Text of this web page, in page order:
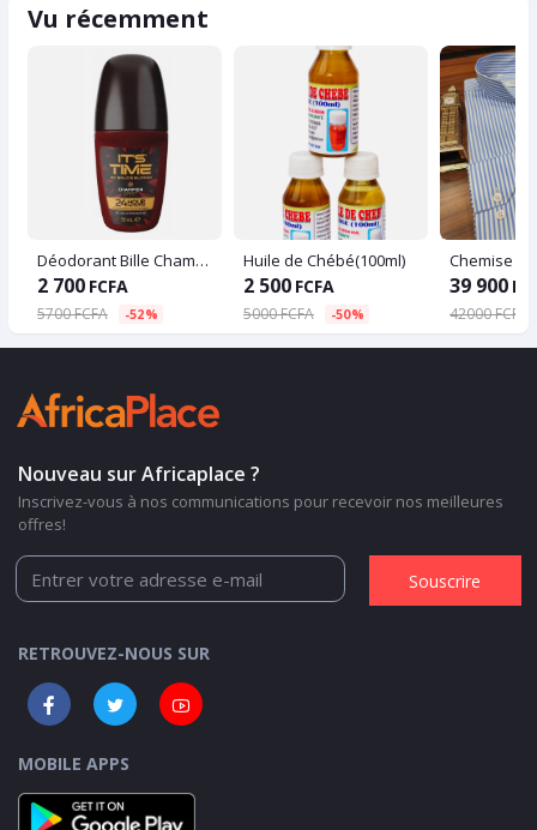
Vu récemment
Déodorant Bille Champion Spirit, IT'S TIME
2 700 FCFA
5700 FCFA -52%
Huile de Chébé(100ml)
2 500 FCFA
5000 FCFA -50%
Chemise
39 900
42000 FCFA
Nouveau sur Africaplace ?
Inscrivez-vous à nos communications pour recevoir nos meilleures
offres!
Souscrire
RETROUVEZ-NOUS SUR
MOBILE APPS